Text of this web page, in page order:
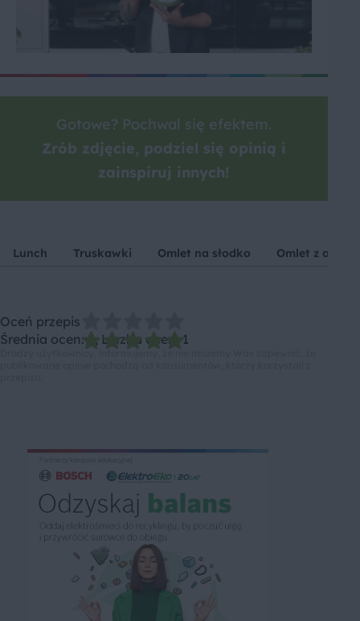
Gotowe? Pochwal się efektem.
Zrób zdjęcie, podziel się opinią i
zainspiruj innych!
Lunch Truskawki Omlet na słodko Omlet z
Oceń przepis
Średnia ocen: 5, Liczba ocen: 1